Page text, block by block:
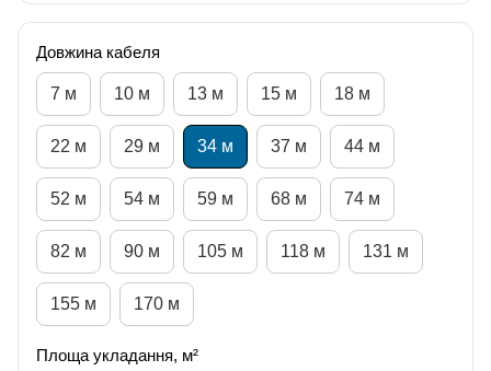
Довжина кабеля
7 м 10 м 13 м 15 м 18 м
22 м 29 м 34 м 37 м 44 м
52 м 54 м 59 м 68 м 74 м
82 м 90 м 105 м 118 м 131 м
155 м 170 м
Площа укладання, м²